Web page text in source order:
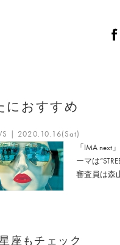
におすすめ
| 2020.10.16(Sat)
「IMA next
ーマは
審査員は森
座もチェック